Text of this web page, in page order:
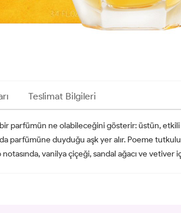
Teslimat Bilgileri
parfümün ne olabileceğini gösterir: üstün,
parfümüne duyduğu aşk yer alır. Poeme
vanilya çiçeği, sandal ağacı ve vetiver